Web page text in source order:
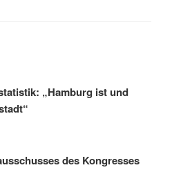
„Hamburg ist und
des Kongresses